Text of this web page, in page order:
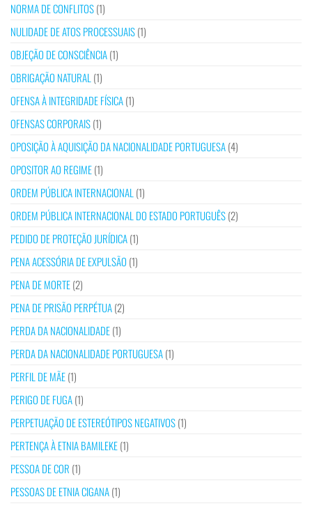
NORMA DE CONFLITOS(1)
NULIDADE DE ATOS PROCESSUAIS(1)
OBJEÇÃO DE CONSCIÊNCIA(1)
OBRIGAÇÃO NATURAL (1)
OFENSA À INTEGRIDADE FÍSICA(1)
OFENSAS CORPORAIS(1)
OPOSIÇÃO À AQUISIÇÃO DA NACIONALIDADE PORTUGUESA(4)
OPOSITOR AO REGIME(1)
ORDEM PÚBLICA INTERNACIONAL (1)
ORDEM PÚBLICA INTERNACIONAL DO ESTADO PORTUGUÊS(2)
PEDIDO DE PROTEÇÃO JURÍDICA(1)
PENA ACESSÓRIA DE EXPULSÃO (1)
PENA DE MORTE(2)
PENA DE PRISÃO PERPÉTUA(2)
PERDA DA NACIONALIDADE(1)
PERDA DA NACIONALIDADE PORTUGUESA(1)
PERFIL DE MÃE(1)
PERIGO DE FUGA(1)
PERPETUAÇÃO DE ESTEREÓTIPOS NEGATIVOS(1)
PERTENÇA À ETNIA BAMILEKE(1)
PESSOA DE COR (1)
PESSOAS DE ETNIA CIGANA(1)